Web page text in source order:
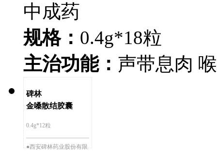
中成药
规格： 0.4g*18粒
主治功能： 声带息肉
碑林
金嗓散结胶囊
0.4g*12粒
●西安碑林药业股份有限